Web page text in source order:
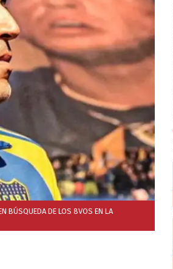
BÚSQUEDA DE LOS 8VOS EN LA